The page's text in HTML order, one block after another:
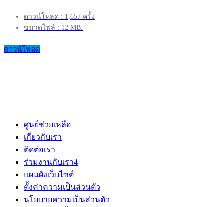
ดาวน์โหลด : 1,657 ครั้ง
ขนาดไฟล์ : 12 MB.
ดาวน์โหลด
ศูนย์ช่วยเหลือ
เกี่ยวกับเรา
ติดต่อเรา
ร่วมงานกับเรา4
แผนผังเว็บไซต์
ตั้งค่าความเป็นส่วนตัว
นโยบายความเป็นส่วนตัว